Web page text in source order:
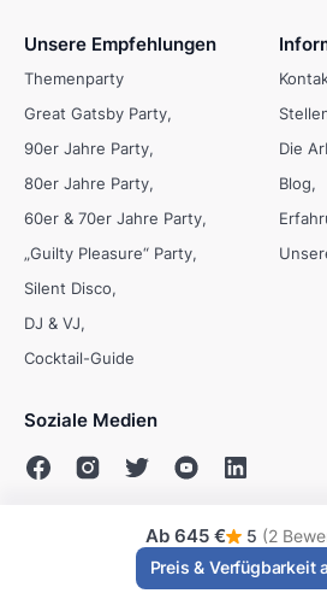
Ab 645 € 5 (2
Preis & Verfügbarkeit
Unsere Empfehlungen
Themenparty
Great Gatsby Party
90er Jahre Party
80er Jahre Party
60er & 70er Jahre Party
„Guilty Pleasure“ Party
Silent Disco
DJ & VJ
Cocktail-Guide
Die
Blog
Soziale Medien
© Evenses 2009 -